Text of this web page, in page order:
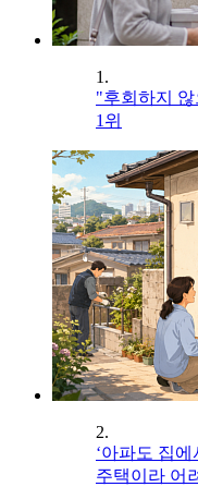
1.
"후회하지
1위
2.
‘아파도 집
주택이라 어